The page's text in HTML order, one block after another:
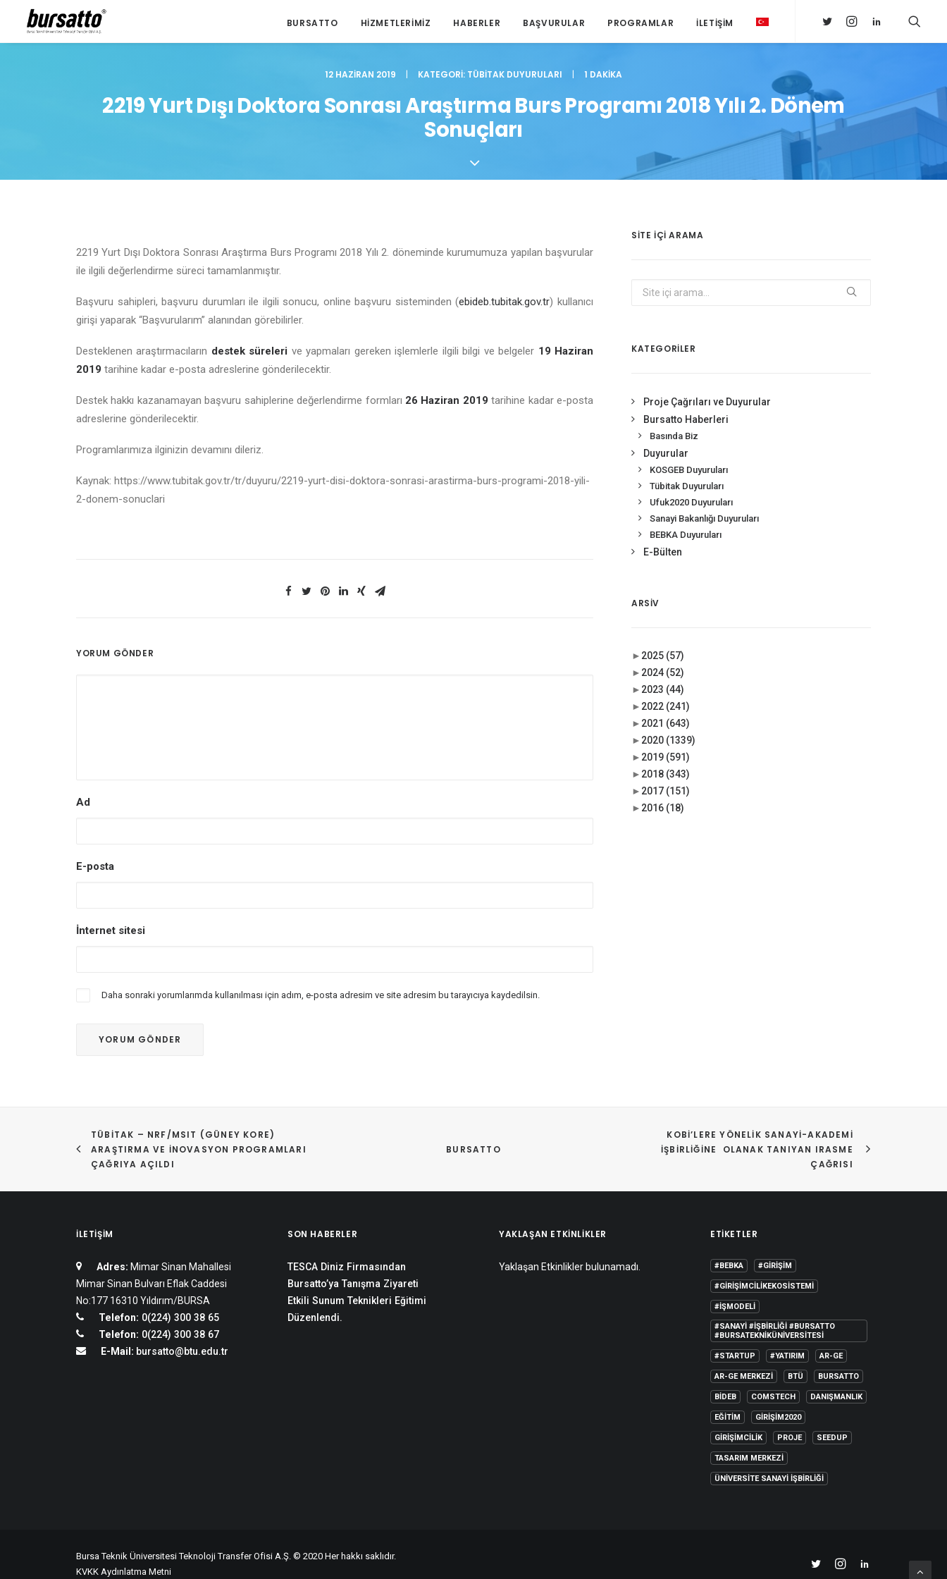
BURSATTO HIZMETLERIMIZ HABERLER BAŞVURULAR PROGRAMLAR İLETIŞIM
12 HAZIRAN 2019 | KATEGORI: TÜBITAK DUYURULARI | 1 DAKIKA
2219 Yurt Dışı Doktora Sonrası Araştırma Burs Programı 2018 Yılı 2. Dönem
Sonuçları
2219 Yurt Dışı Doktora Sonrası Araştırma Burs Programı 2018 Yılı 2. döneminde kurumumuza yapılan başvurular
ile ilgili değerlendirme süreci tamamlanmıştır.
Başvuru sahipleri, başvuru durumları ile ilgili sonucu, online başvuru sisteminden (ebideb.tubitak.gov.tr) kullanıcı
girişi yaparak “Başvurularım” alanından görebilirler.
Desteklenen araştırmacıların destek süreleri ve yapmaları gereken işlemlerle ilgili bilgi ve belgeler 19 Haziran
2019 tarihine kadar e-posta adreslerine gönderilecektir.
Destek hakkı kazanamayan başvuru sahiplerine değerlendirme formları 26 Haziran 2019 tarihine kadar e-posta
adreslerine gönderilecektir.
Programlarımıza ilginizin devamını dileriz.
Kaynak: https://www.tubitak.gov.tr/tr/duyuru/2219-yurt-disi-doktora-sonrasi-arastirma-burs-programi-2018-yili-
2-donem-sonuclari
YORUM GÖNDER
Ad
E-posta
İnternet sitesi
Daha sonraki yorumlarımda kullanılması için adım, e-posta adresim ve site adresim bu tarayıcıya kaydedilsin.
SITE IÇI ARAMA
KATEGORİLER
Proje Çağrıları ve Duyurular
Bursatto Haberleri
Basında Biz
Duyurular
KOSGEB Duyuruları
Tübitak Duyuruları
Ufuk2020 Duyuruları
Sanayi Bakanlığı Duyuruları
BEBKA Duyuruları
E-Bülten
ARSIV
► 2025 (57)
► 2024 (52)
► 2023 (44)
► 2022 (241)
► 2021 (643)
► 2020 (1339)
► 2019 (591)
► 2018 (343)
► 2017 (151)
► 2016 (18)
TÜBİTAK – NRF/MSIT (GÜNEY KORE)
ARAŞTIRMA VE İNOVASYON PROGRAMLARI
ÇAĞRIYA AÇILDI
BURSATTO
KOBİ’LERE YÖNELIK SANAYI-AKADEMI
İŞBIRLIĞINE  OLANAK TANIYAN IRASME
ÇAĞRISI
İLETIŞIM
Adres: Mimar Sinan Mahallesi
Mimar Sinan Bulvarı Eflak Caddesi
No:177 16310 Yıldırım/BURSA
Telefon: 0(224) 300 38 65
Telefon: 0(224) 300 38 67
E-Mail: bursatto@btu.edu.tr
SON HABERLER
TESCA Diniz Firmasından
Bursatto’ya Tanışma Ziyareti
Etkili Sunum Teknikleri Eğitimi
Düzenlendi.
YAKLAŞAN ETKINLIKLER
Yaklaşan Etkinlikler bulunamadı.
ETIKETLER
#BEBKA #GIRIŞIM
#GIRIŞIMCILIKEKOSISTEMI
#IŞMODELI
#SANAYI #IŞBIRLIĞI #BURSATTO
#BURSATEKNIKÜNIVERSITESI
#STARTUP #YATIRIM AR-GE
AR-GE MERKEZI BTÜ BURSATTO
BİDEB COMSTECH DANIŞMANLIK
EĞITIM GIRIŞIM2020
GIRIŞIMCILIK PROJE SEEDUP
TASARIM MERKEZI
ÜNIVERSITE SANAYI İŞBIRLIĞI
Bursa Teknik Üniversitesi Teknoloji Transfer Ofisi A.Ş. © 2020 Her hakkı saklıdır.
KVKK Aydınlatma Metni